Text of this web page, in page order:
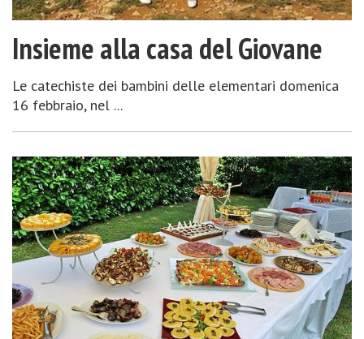
Insieme alla casa del Giovane
Le catechiste dei bambini delle elementari domenica
16 febbraio, nel ...